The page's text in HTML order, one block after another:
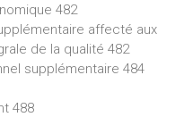
482
affecté aux
de la qualité 482
supplémentaire 484
488